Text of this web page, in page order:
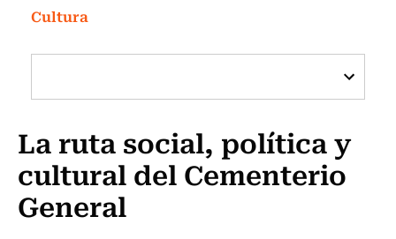
Investigación
Cultura
Programas Radio y TV Usach
Cultura
La ruta social, política y
cultural del Cementerio
General